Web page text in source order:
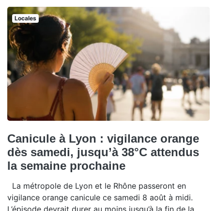
Locales
Canicule à Lyon : vigilance orange
dès samedi, jusqu’à 38°C attendus
la semaine prochaine
La métropole de Lyon et le Rhône passeront en
vigilance orange canicule ce samedi 8 août à midi.
L’épisode devrait durer au moins jusqu’à la fin de la